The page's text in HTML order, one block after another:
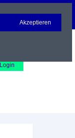
Login
Akzeptieren